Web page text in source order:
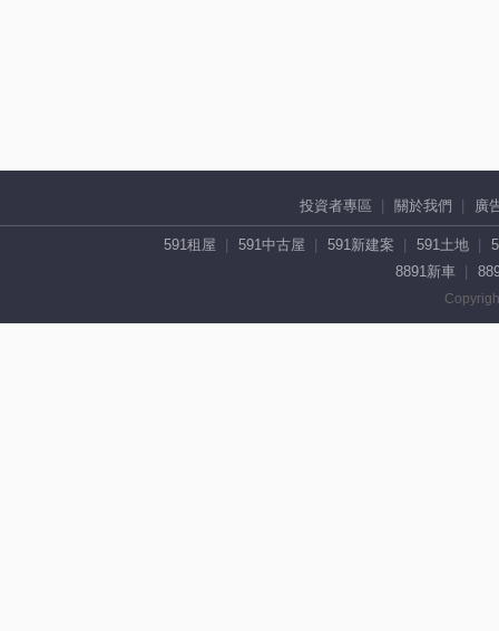
投資者專區 關於我們 廣
591租屋 591中古屋 591新建案 591土地
8891新車